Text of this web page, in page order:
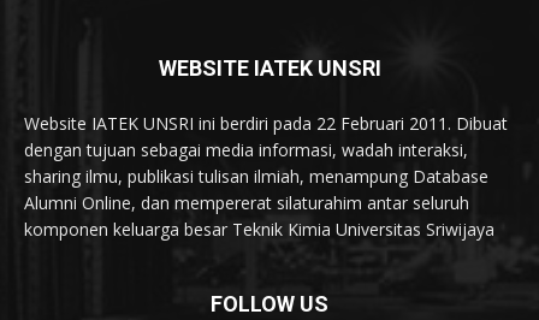
WEBSITE IATEK UNSRI
Website IATEK UNSRI ini berdiri pada 22 Februari 2011. Dibuat
dengan tujuan sebagai media informasi, wadah interaksi,
sharing ilmu, publikasi tulisan ilmiah, menampung Database
Alumni Online, dan mempererat silaturahim antar seluruh
komponen keluarga besar Teknik Kimia Universitas Sriwijaya
FOLLOW US